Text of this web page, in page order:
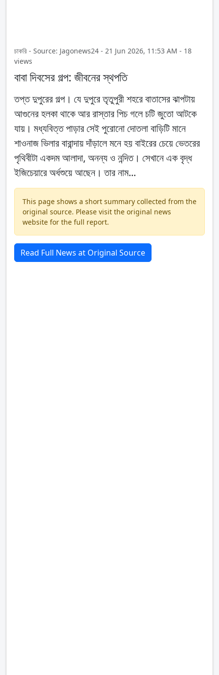
চাকরি - Source: Jagonews24 - 21 Jun 2026, 11:53 AM - 18
views
বাবা দিবসের গল্প: জীবনের স্থপতি
তপ্ত দুপুরের গল্প। যে দুপুরে তৃতুপুরী শহরে বাতাসের ঝাপটায়
আগুনের হলকা থাকে আর রাস্তার পিচ গলে চটি জুতো আটকে
যায়। মধ্যবিত্ত পাড়ার সেই পুরোনো দোতলা বাড়িটি মানে
শাওনাজ ভিলার বারান্দায় দাঁড়ালে মনে হয় বাইরের চেয়ে ভেতরের
পৃথিবীটা একদম আলাদা, অনন্য ও নন্দিত। সেখানে এক বৃদ্ধ
ইজিচেয়ারে অর্ধশুয়ে আছেন। তার নাম...
This page shows a short summary collected from the
original source. Please visit the original news
website for the full report.
Read Full News at Original Source